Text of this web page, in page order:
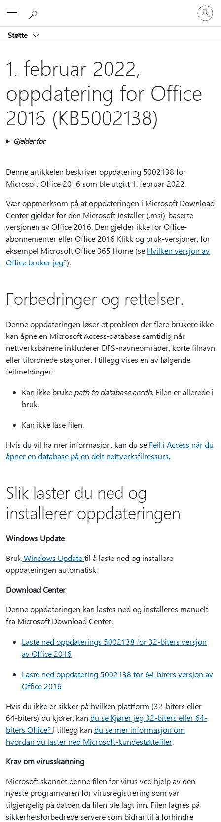
Støtte
Logg
på
kontoen
1. februar 2022,
oppdatering for Office
2016 (KB5002138)
Gjelder for
Denne artikkelen beskriver oppdatering 5002138 for
Microsoft Office 2016 som ble utgitt 1. februar 2022.
Vær oppmerksom på at oppdateringen i Microsoft Download
Center gjelder for den Microsoft Installer (.msi)-baserte
versjonen av Office 2016. Den gjelder ikke for Office-
abonnementer eller Office 2016 Klikk og bruk-versjoner, for
eksempel Microsoft Office 365 Home (se Hvilken versjon av
Office bruker jeg?).
Forbedringer og rettelser.
Denne oppdateringen løser et problem der flere brukere ikke
kan åpne en Microsoft Access-database samtidig når
nettverksbanene inkluderer DFS-navneområder, korte filnavn
eller tilordnede stasjoner. I tillegg vises en av følgende
feilmeldinger:
Kan ikke bruke path to database.accdb. Filen er allerede i
bruk.
Kan ikke låse filen.
Hvis du vil ha mer informasjon, kan du se Feil i Access når du
åpner en database på en delt nettverksfilressurs.
Slik laster du ned og
installerer oppdateringen
Windows Update
BrukWindows Updatetil å laste ned og installere
oppdateringen automatisk.
Download Center
Denne oppdateringen kan lastes ned og installeres manuelt
fra Microsoft Download Center.
Laste ned oppdaterings 5002138 for 32-biters versjon
av Office 2016
Laste ned oppdatering 5002138 for 64-biters versjon av
Office 2016
Hvis du ikke er sikker på hvilken plattform (32-biters eller
64-biters) du kjører, kan du se Kjører jeg 32-biters eller 64-
biters Office? I tillegg kan du se mer informasjon om
hvordan du laster ned Microsoft-kundestøttefiler.
Krav om virusskanning
Microsoft skannet denne filen for virus ved hjelp av den
nyeste programvaren for virusregistrering som var
tilgjengelig på datoen da filen ble lagt inn. Filen lagres på
sikkerhetsforbedrede servere som bidrar til å forhindre